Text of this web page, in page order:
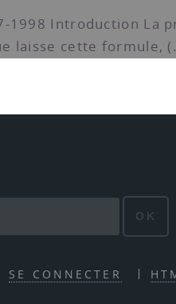
1998 Introduction La
laisse cette formule,
OK
SE CONNECTER